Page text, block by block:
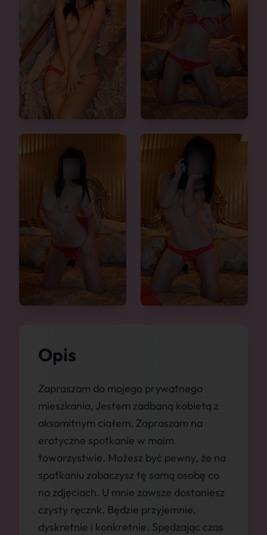
Opis
Zapraszam do mojego prywatnego
mieszkania, Jestem zadbaną kobietą z
aksamitnym ciałem. Zapraszam na
erotyczne spotkanie w moim
towarzystwie. Możesz być pewny, że na
spotkaniu zobaczysz tę samą osobę co
na zdjęciach. U mnie zawsze dostaniesz
czysty ręcznk. Będzie przyjemnie,
dyskretnie i konkretnie. Spędzając czas